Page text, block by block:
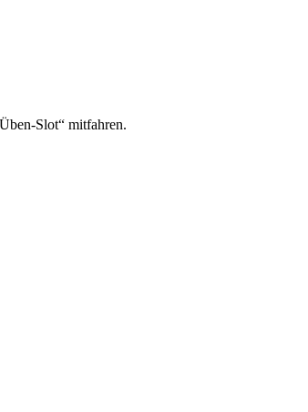
Slot“ mitfahren.